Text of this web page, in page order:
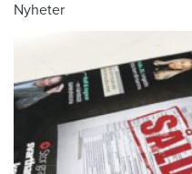
Nyheter